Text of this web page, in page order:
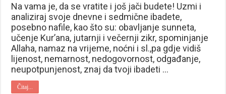
Na vama je, da se vratite i još jači budete! Uzmi i
analiziraj svoje dnevne i sedmične ibadete,
posebno nafile, kao što su: obavljanje sunneta,
učenje Kur’ana, jutarnji i večernji zikr, spominjanje
Allaha, namaz na vrijeme, noćni i sl.,pa gdje vidiš
lijenost, nemarnost, nedogovornost, odgađanje,
neupotpunjenost, znaj da tvoji ibadeti …
Čitaj...